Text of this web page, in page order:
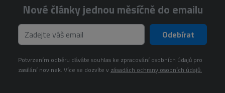
Nové články jednou měsíčně do emailu
Odebírat
Potvrzením odběru dáváte souhlas ke zpracování osobních údajů pro
zasílání novinek. Více se dozvíte v zásadách ochrany osobních údajů.